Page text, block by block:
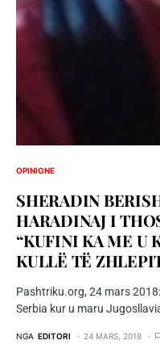
OPINIONE
SHERADIN
HARADINAJ I
“KUFINI KA ME U
KULLË TË
Pashtriku.org, 24 mars
Serbia kur u maru
NGA EDITORI 24 MARS, 2018